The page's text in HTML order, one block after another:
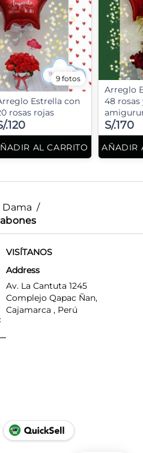
9 fotos
Estrella con
rosas rojas
.120
AL CARRITO
Arreglo
48 rosas
S/.170
AÑADIR
Dama /
VISÍTANOS
Address
Av. La Cantuta 1245
Complejo Qapac Ñan,
Cajamarca , Perú